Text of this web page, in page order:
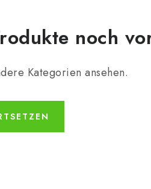
noch
Kategorien ansehen.